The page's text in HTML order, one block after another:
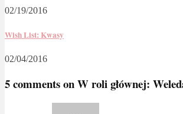
02/19/2016
Wish List: Kwasy
02/04/2016
5 comments onW roli głównej: